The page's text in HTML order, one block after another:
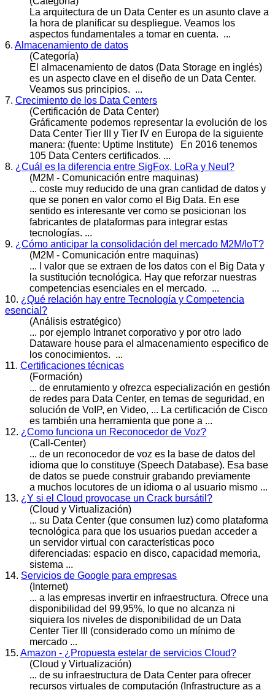
La arquitectura de un Data Center es un asunto clave a
la hora de planificar su despliegue. Veamos los
aspectos fundamentales a tomar en cuenta. ...
6. Almacenamiento de datos
(Categoría)
El almacenamiento de datos (Data Storage en inglés)
es un aspecto clave en el diseño de un Data Center.
Veamos sus principios. ...
7. Crecimiento de los Data Centers
(Certificación de Data Center)
Gráficamente podemos representar la evolución de los
Data Center Tier III y Tier IV en Europa de la siguiente
manera: (fuente: Uptime Institute) En 2016 tenemos
105 Data Centers certificados. ...
8. ¿Cuál es la diferencia entre SigFox, LoRa y Neul?
(M2M - Comunicación entre maquinas)
... coste muy reducido de una gran cantidad de datos y
que se ponen en valor como el Big Data. En ese
sentido es interesante ver como se posicionan los
fabricantes de plataformas para integrar estas
tecnologías. ...
9. ¿Cómo anticipar la consolidación del mercado M2M/IoT?
(M2M - Comunicación entre maquinas)
... l valor que se extraen de los datos con el Big Data y
la sustitución tecnológica. Hay que reforzar nuestras
competencias esenciales en el mercado. ...
10. ¿Qué relación hay entre Tecnología y Competencia
esencial?
(Análisis estratégico)
... por ejemplo Intranet corporativo y por otro lado
Dataware house para el almacenamiento especifico de
los conocimientos. ...
11. Certificaciones técnicas
(Formación)
... de enrutamiento y ofrezca especialización en gestión
de redes para Data Center, en temas de seguridad, en
solución de VoIP, en Video, ... La certificación de Cisco
es también una herramienta que pone a ...
12. ¿Como funciona un Reconocedor de Voz?
(Call-Center)
... de un reconocedor de voz es la base de datos del
idioma que lo constituye (Speech Database). Esa base
de datos se puede construir grabando previamente
a muchos locutores de un idioma o al usuario mismo ...
13. ¿Y si el Cloud provocase un Crack bursátil?
(Cloud y Virtualización)
... su Data Center (que consumen luz) como plataforma
tecnológica para que los usuarios puedan acceder a
un servidor virtual con características poco
diferenciadas: espacio en disco, capacidad memoria,
sistema ...
14. Servicios de Google para empresas
(Internet)
... a las empresas invertir en infraestructura. Ofrece una
disponibilidad del 99,95%, lo que no alcanza ni
siquiera los niveles de disponibilidad de un Data
Center Tier III (considerado como un mínimo de
mercado ...
15. Amazon - ¿Propuesta estelar de servicios Cloud?
(Cloud y Virtualización)
... de su infraestructura de Data Center para ofrecer
recursos virtuales de computación (Infrastructure as a